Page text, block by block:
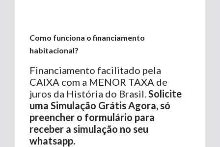
Como funciona o financiamento
habitacional?
Financiamento facilitado pela
CAIXA com a MENOR TAXA de
juros da História do Brasil. Solicite
uma Simulação Grátis Agora, só
preencher o formulário para
receber a simulação no seu
whatsapp.